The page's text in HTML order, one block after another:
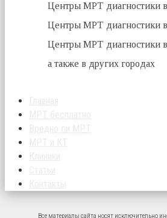
Центры МРТ диагностики
Центры МРТ диагностики в
Центры МРТ диагностики
а также в других городах
Все материалы сайта носят исключительно